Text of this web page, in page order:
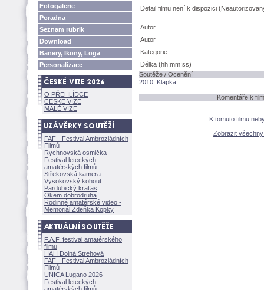
Fotogalerie
Poradna
Seznam rubrik
Download
Banery, Ikony, Loga
Personalizace
O PŘEHLÍDCE
ČESKÉ VIZE
MALÉ VIZE
FAF - Festival Ambroziádních
Filmů
Rychnovská osmička
Festival leteckých
amatérských filmů
Střekovská kamera
Vysokovský kohout
Pardubický kraťas
Okem dobrodruha
Rodinné amatérské video -
Memoriál Zdeňka Kopky
F.A.F. festival amatérského
filmu
HAH Dolná Strehov
FAF - Festival Ambroziádních
Filmů
UNICA Lugano 2026
Festival leteckých
Detail filmu není k dispozici
Autor
Autor
Kategorie
Délka (hh:mm:ss)
Soutěže / Ocenění
2010: Klapka
Komentáře k
K tomuto filmu
Zobrazit